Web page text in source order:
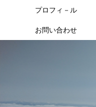
プロフィ－ル
お問い合わせ